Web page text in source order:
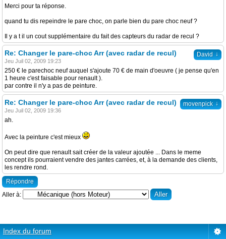
Merci pour ta réponse.
quand tu dis repeindre le pare choc, on parle bien du pare choc neuf ?
Il y a t il un cout supplémentaire du fait des capteurs du radar de recul ?
David ↓
Re: Changer le pare-choc Arr (avec radar de recul)
Jeu Juil 02, 2009 19:23
250 € le parechoc neuf auquel s'ajoute 70 € de main d'oeuvre ( je pense qu'en
1 heure c'est faisable pour renault ).
par contre il n'y a pas de peinture.
movenpick ↓
Re: Changer le pare-choc Arr (avec radar de recul)
Jeu Juil 02, 2009 19:36
ah.
Avec la peinture c'est mieux
On peut dire que renault sait créer de la valeur ajoutée ... Dans le meme
concept ils pourraient vendre des jantes carrées, et, à la demande des clients,
les rendre rond.
Répondre
Aller à:
Index du forum